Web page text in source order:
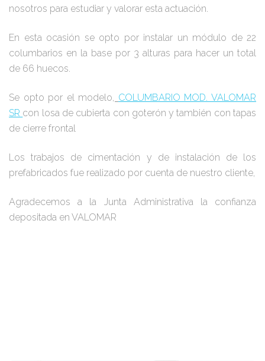
nosotros para estudiar y valorar esta actuación.
En esta ocasión se opto por instalar un módulo de 22
columbarios en la base por 3 alturas para hacer un total
de 66 huecos.
Se opto por el modelo, COLUMBARIO MOD. VALOMAR
SR con losa de cubierta con goterón y también con tapas
de cierre frontal
Los trabajos de cimentación y de instalación de los
prefabricados fue realizado por cuenta de nuestro cliente,
Agradecemos a la Junta Administrativa la confianza
depositada en VALOMAR